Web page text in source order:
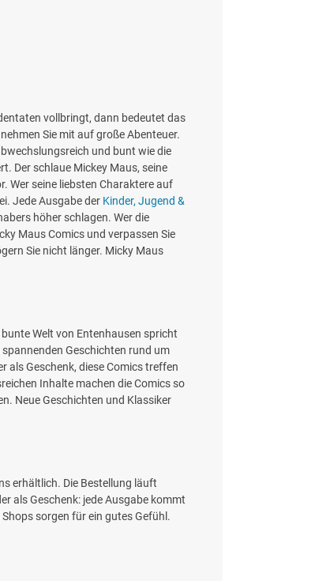
vollbringt, dann bedeutet das
Sie mit auf große Abenteuer.
und bunt wie die
Der schlaue Mickey Maus, seine
Wer seine liebsten Charaktere auf
Jede Ausgabe der Kinder, Jugend &
höher schlagen. Wer die
Maus Comics und verpassen Sie
Sie nicht länger. Micky Maus
Welt von Entenhausen spricht
Geschichten rund um
als Geschenk, diese Comics treffen
Inhalte machen die Comics so
Neue Geschichten und Klassiker
erhältlich. Die Bestellung läuft
als Geschenk: jede Ausgabe kommt
sorgen für ein gutes Gefühl.